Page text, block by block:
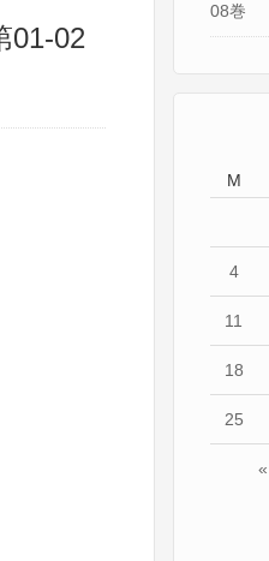
01-02
08巻
M
4
11
18
25